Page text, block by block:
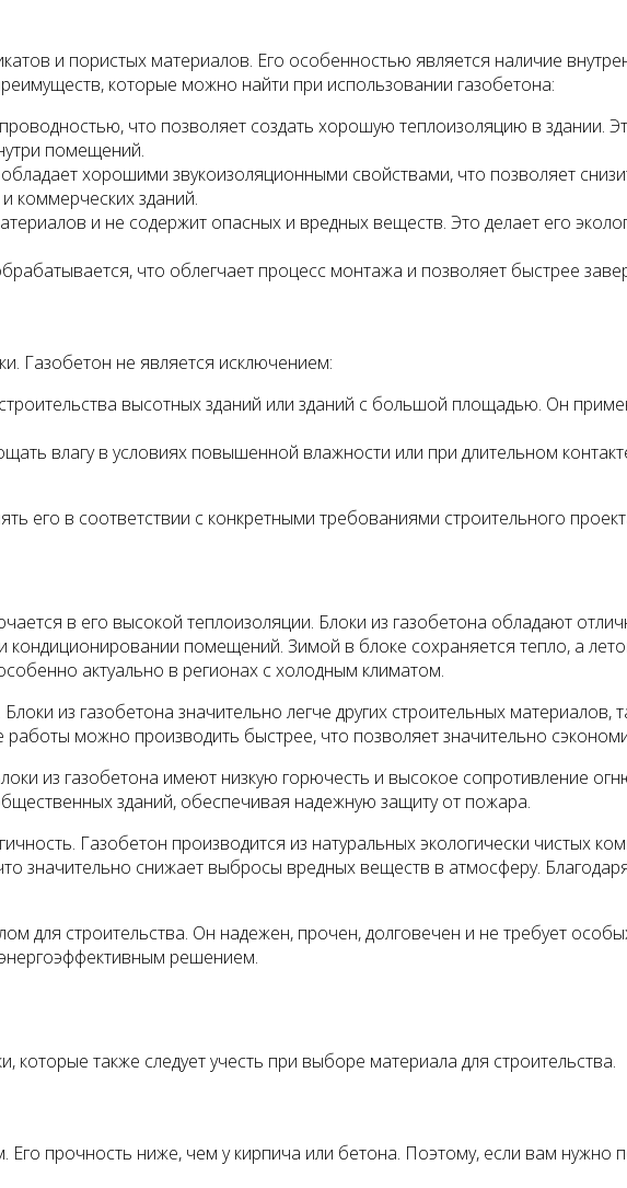
и пористых материалов. Его особенностью является наличие
которые можно найти при использовании газобетона:
что позволяет создать хорошую теплоизоляцию в здании.
помещений.
хорошими звукоизоляционными свойствами, что позволяет
коммерческих зданий.
и не содержит опасных и вредных веществ. Это делает его
что облегчает процесс монтажа и позволяет быстрее
Газобетон не является исключением:
высотных зданий или зданий с большой площадью. Он
влагу в условиях повышенной влажности или при длительном
его в соответствии с конкретными требованиями строительного
в его высокой теплоизоляции. Блоки из газобетона обладают
помещений. Зимой в блоке сохраняется тепло, а
актуально в регионах с холодным климатом.
из газобетона значительно легче других строительных материалов,
работы можно производить быстрее, что позволяет значительно
из газобетона имеют низкую горючесть и высокое сопротивление
зданий, обеспечивая надежную защиту от пожара.
Газобетон производится из натуральных экологически чистых
значительно снижает выбросы вредных веществ в атмосферу.
для строительства. Он надежен, прочен, долговечен и не требует
решением.
также следует учесть при выборе материала для строительства.
прочность ниже, чем у кирпича или бетона. Поэтому, если вам нужно